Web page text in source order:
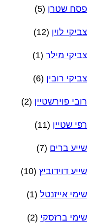
פסח שטרן (5)
צביקי לוין (12)
צביקי מילר (1)
צביקי רובין (6)
רובי פוירשטיין (2)
רפי שטיין (11)
שייע ברים (7)
שייע דוידוביץ (10)
שימי אייזנטל (1)
שימי ברזסקי (2)